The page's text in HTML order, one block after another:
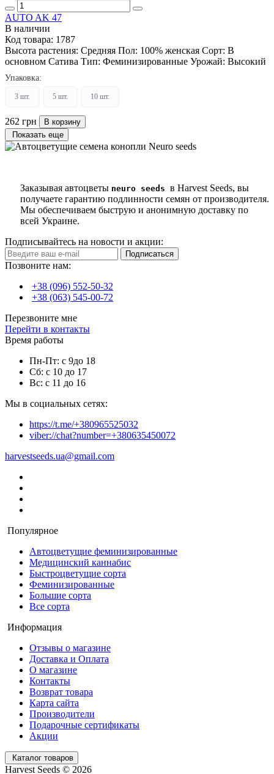
AUTO AK 47
В наличии
Код товара: 1787
Высота растения: Средняя Пол: 100% женская Сорт: В
основном Сатива Тип: Феминизированные Урожай: Высокий
Упаковка:
3 шт. 5 шт. 10 шт.
262 грн
В корзину
Показать еще
Заказывая автоцветы neuro seeds в Harvest Seeds, вы
получаете гарантию подлинности семян от производителя.
Мы обеспечиваем быструю и анонимную доставку по
всей Украине.
Подписывайтесь на новости и акции:
Подписаться
Позвоните нам:
+38 (096) 552-50-32
+38 (063) 545-00-72
Перезвоните мне
Перейти в контакты
Время работы
Пн-Пт: с 9до 18
Сб: с 10 до 17
Вс: с 11 до 16
Мы в социальных сетях:
https://t.me/+380965525032
viber://chat?number=+380635450072
harvestseeds.ua@gmail.com
Популярное
Автоцветущие феминизированные
Медицинский каннабис
Быстроцветущие сорта
Феминизированные
Большие сорта
Все сорта
Информация
Отзывы о магазине
Доставка и Оплата
О магазине
Контакты
Возврат товара
Карта сайта
Производители
Подарочные сертификаты
Акции
Каталог товаров
Harvest Seeds © 2026